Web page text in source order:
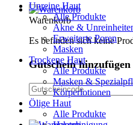
Warenkorb
Es befinden sich keine
Gutschein hinzufügen
Unreine Haut
Alle Produkte
Akne &
Erweiterte Poren
Masken
Trockene Haut
Alle Produkte
Masken &
Körperlotionen
Ölige Haut
Alle Produkte